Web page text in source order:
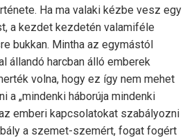
Ha ma valaki kézbe vesz egy
a kezdet kezdetén valamiféle
bukkan. Mintha az egymástól
állandó harcban álló emberek
volna, hogy ez így nem mehet
a „mindenki háborúja mindenki
emberi kapcsolatokat szabályozni
a szemet-szemért, fogat fogért